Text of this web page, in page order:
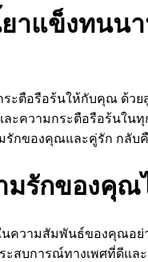
าแข็งทนน
ระตือรือร้นให้กับคุณ ด้
ะความกระตือรือร้นใ
กของคุณและคู่รัก กลับ
มรักของคุ
ความสัมพันธ์ของคุณอย่
บการณ์ทางเพศที่ดีแล